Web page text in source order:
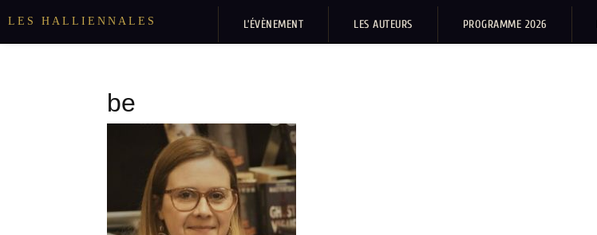
LES HALLIENNALES L’ÉVÈNEMENT LES AUTEURS PROGRAMME 2026
be